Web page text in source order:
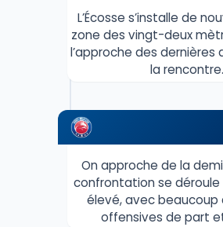
L’Écosse s’installe de
zone des vingt-deux
l’approche des dernières
la rencontre.
On approche de la
confrontation se déroule
élevé, avec beaucoup
offensives de part